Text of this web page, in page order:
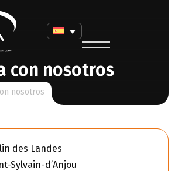
con nosotros
nosotros
des Landes
Sylvain-d’Anjou